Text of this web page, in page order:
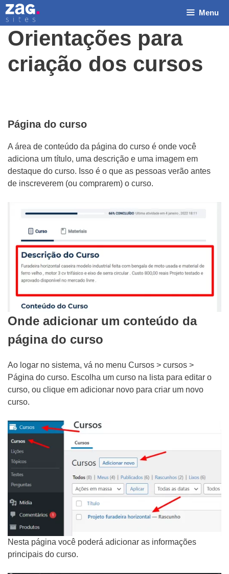
Pular
para
conteúdo
Menu
Orientações para
criação dos cursos
Página do curso
A área de conteúdo da página do curso é onde você
adiciona um título, uma descrição e uma imagem em
destaque do curso. Isso é o que as pessoas verão antes
de inscreverem (ou comprarem) o curso.
Onde adicionar um conteúdo da
página do curso
Ao logar no sistema, vá no menu Cursos > cursos >
Página do curso. Escolha um curso na lista para editar o
curso, ou clique em adicionar novo para criar um novo
curso.
Nesta página você poderá adicionar as informações
principais do curso.
de Email nós?
Tipo do Projeto
Criação de Site
Google ADS
Criação de Loja Virtual
SEO (Ranking no Google)
Videos Animados
Marketing Digital
Mídias Sociais
Outros